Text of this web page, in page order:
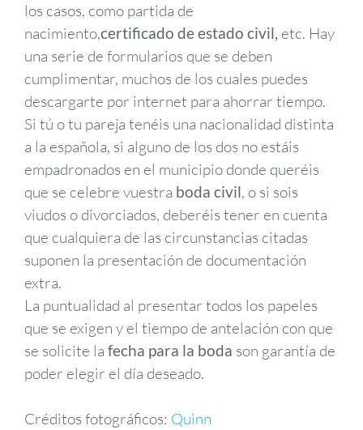
los casos, como partida de
nacimiento,certificado de estado civil, etc. Hay
una serie de formularios que se deben
cumplimentar, muchos de los cuales puedes
descargarte por internet para ahorrar tiempo.
Si tú o tu pareja tenéis una nacionalidad distinta
a la española, si alguno de los dos no estáis
empadronados en el municipio donde queréis
que se celebre vuestra boda civil, o si sois
viudos o divorciados, deberéis tener en cuenta
que cualquiera de las circunstancias citadas
suponen la presentación de documentación
extra.
La puntualidad al presentar todos los papeles
que se exigen y el tiempo de antelación con que
se solicite la fecha para la boda son garantía de
poder elegir el día deseado.
Créditos fotográficos: Quinn